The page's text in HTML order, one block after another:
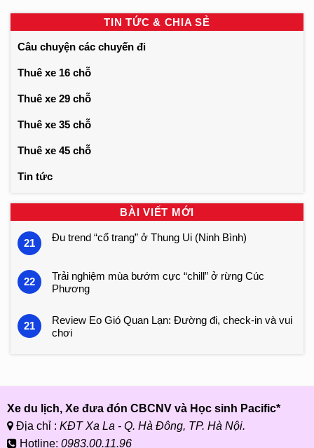
TIN TỨC & CHIA SẺ
Câu chuyện các chuyến đi
Thuê xe 16 chỗ
Thuê xe 29 chỗ
Thuê xe 35 chỗ
Thuê xe 45 chỗ
Tin tức
BÀI VIẾT MỚI
21 Đu trend “cổ trang” ở Thung Ui (Ninh Bình)
22
Trải nghiệm mùa bướm cực “chill” ở rừng Cúc
Phương
21
Review Eo Gió Quan Lạn: Đường đi, check-in và vui
chơi
Xe du lịch, Xe đưa đón CBCNV và Học sinh Pacific*
Địa chỉ : KĐT Xa La - Q. Hà Đông, TP. Hà Nội.
Hotline: 0983.00.11.96